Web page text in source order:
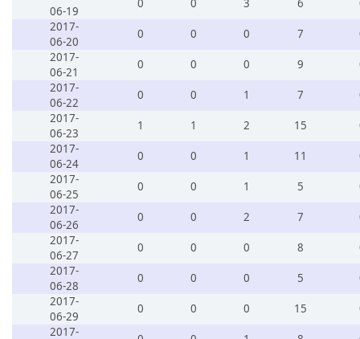
06-19
0 0 3 6
2017-
06-20
0 0 0 7
2017-
06-21
0 0 0 9
2017-
06-22
0 0 1 7
2017-
06-23
1 1 2 15
2017-
06-24
0 0 1 11
2017-
06-25
0 0 1 5
2017-
06-26
0 0 2 7
2017-
06-27
0 0 0 8
2017-
06-28
0 0 0 5
2017-
06-29
0 0 0 15
2017-